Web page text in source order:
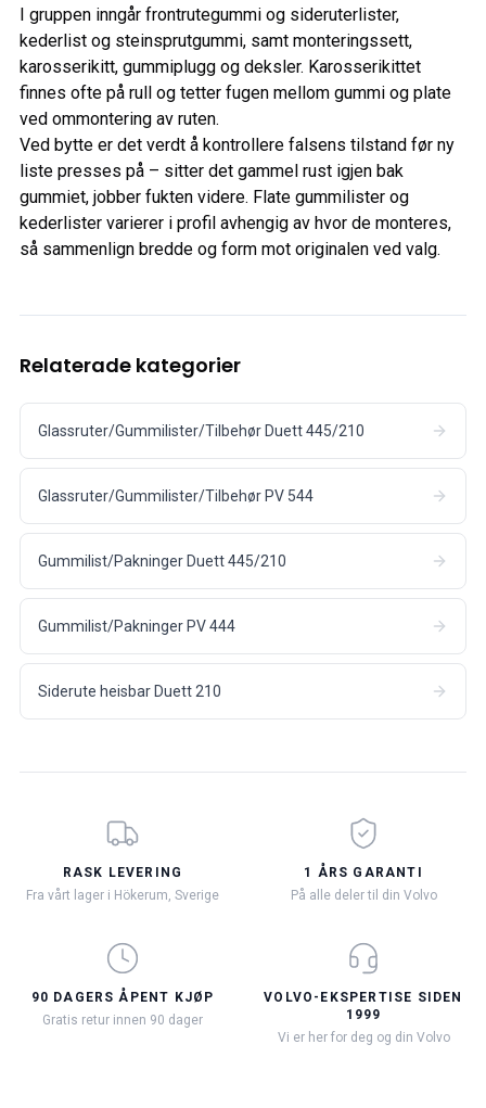
I gruppen inngår frontrutegummi og sideruterlister,
kederlist og steinsprutgummi, samt monteringssett,
karosserikitt, gummiplugg og deksler. Karosserikittet
finnes ofte på rull og tetter fugen mellom gummi og plate
ved ommontering av ruten.
Ved bytte er det verdt å kontrollere falsens tilstand før ny
liste presses på – sitter det gammel rust igjen bak
gummiet, jobber fukten videre. Flate gummilister og
kederlister varierer i profil avhengig av hvor de monteres,
så sammenlign bredde og form mot originalen ved valg.
Relaterade kategorier
Glassruter/Gummilister/Tilbehør Duett 445/210
Glassruter/Gummilister/Tilbehør PV 544
Gummilist/Pakninger Duett 445/210
Gummilist/Pakninger PV 444
Siderute heisbar Duett 210
RASK LEVERING
Fra vårt lager i Hökerum, Sverige
1 ÅRS GARANTI
På alle deler til din Volvo
90 DAGERS ÅPENT KJØP
Gratis retur innen 90 dager
VOLVO-EKSPERTISE SIDEN
1999
Vi er her for deg og din Volvo